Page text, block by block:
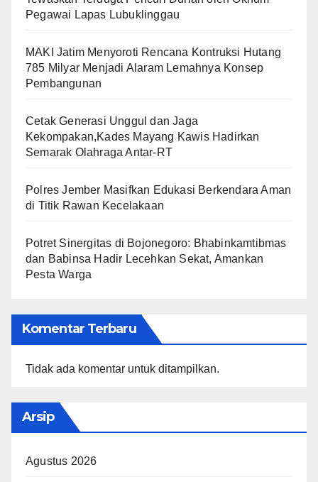
Pegawai Lapas Lubuklinggau
MAKI Jatim Menyoroti Rencana Kontruksi Hutang
785 Milyar Menjadi Alaram Lemahnya Konsep
Pembangunan
Cetak Generasi Unggul dan Jaga
Kekompakan,Kades Mayang Kawis Hadirkan
Semarak Olahraga Antar-RT
Polres Jember Masifkan Edukasi Berkendara Aman
di Titik Rawan Kecelakaan
​Potret Sinergitas di Bojonegoro: Bhabinkamtibmas
dan Babinsa Hadir Lecehkan Sekat, Amankan
Pesta Warga
Komentar Terbaru
Tidak ada komentar untuk ditampilkan.
Arsip
Agustus 2026